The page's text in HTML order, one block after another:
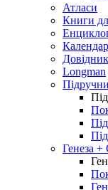
Атласи
Книги
Longman
Генеза +